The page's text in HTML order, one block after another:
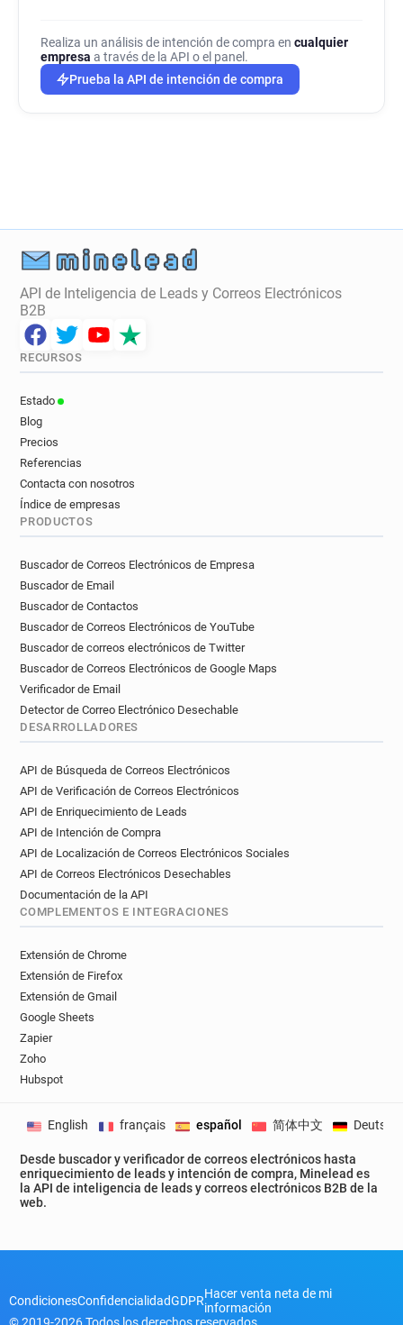
Realiza un análisis de intención de compra en cualquier
empresa a través de la API o el panel.
Prueba la API de intención de compra
API de Inteligencia de Leads y Correos Electrónicos
B2B
RECURSOS
Estado
Blog
Precios
Referencias
Contacta con nosotros
Índice de empresas
PRODUCTOS
Buscador de Correos Electrónicos de Empresa
Buscador de Email
Buscador de Contactos
Buscador de Correos Electrónicos de YouTube
Buscador de correos electrónicos de Twitter
Buscador de Correos Electrónicos de Google Maps
Verificador de Email
Detector de Correo Electrónico Desechable
DESARROLLADORES
API de Búsqueda de Correos Electrónicos
API de Verificación de Correos Electrónicos
API de Enriquecimiento de Leads
API de Intención de Compra
API de Localización de Correos Electrónicos Sociales
API de Correos Electrónicos Desechables
Documentación de la API
COMPLEMENTOS E INTEGRACIONES
Extensión de Chrome
Extensión de Firefox
Extensión de Gmail
Google Sheets
Zapier
Zoho
Hubspot
Desde buscador y verificador de correos electrónicos hasta
enriquecimiento de leads y intención de compra, Minelead es
la API de inteligencia de leads y correos electrónicos B2B de la
web.
English français español 简体中文 Deutsch
CondicionesConfidencialidadGDPRHacer venta neta de mi
información